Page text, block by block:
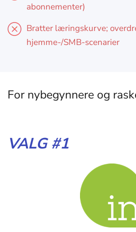
abonnementer)
Bratter læringskurve;
hjemme-/SMB-scenarier
For nybegynnere og
VALG #1